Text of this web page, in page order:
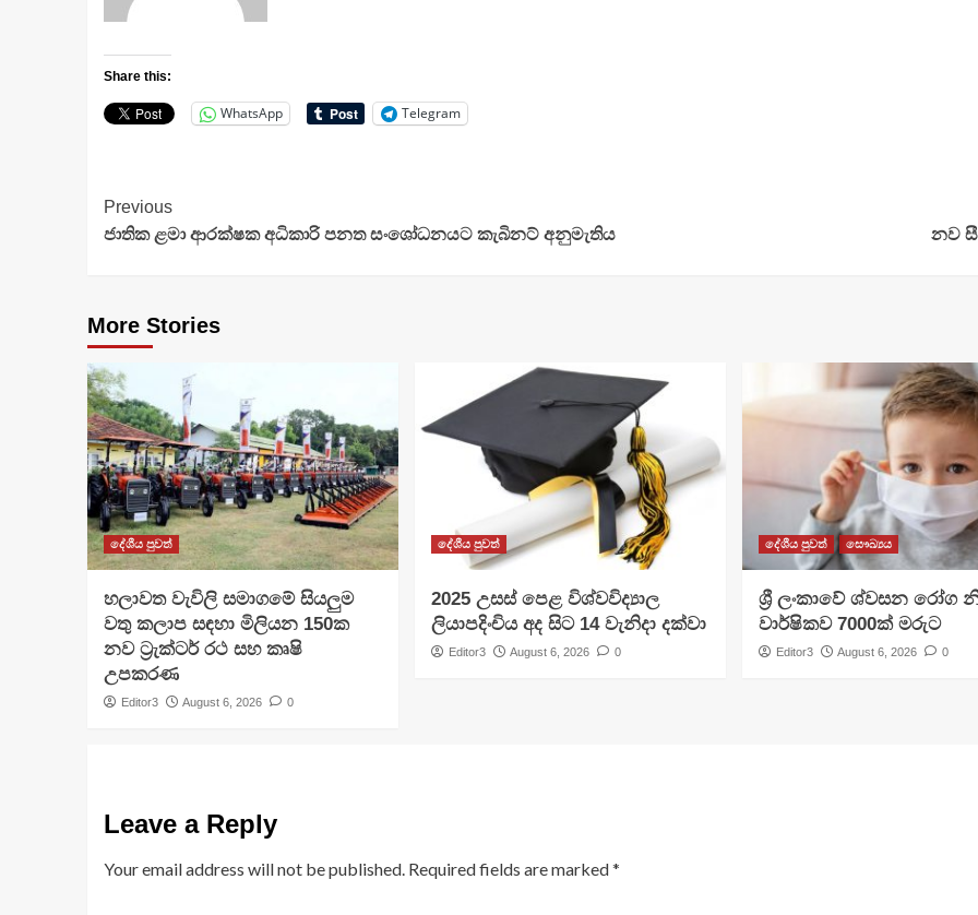
Share this:
WhatsApp Telegram
Continue
Reading
Previous
ජාතික ළමා ආරක්ෂක අධිකාරි පනත සංශෝධනයට කැබිනට් අනුමැතිය
නව
More Stories
දේශීය පුවත්
හලාවත වැවිලි සමාගමේ සියලුම
වතු කලාප සඳහා මිලියන 150ක
නව ට්‍රැක්ටර් රථ සහ කෘෂි
උපකරණ
Editor3 August 6, 2026 0
දේශීය පුවත්
​2025 උසස් පෙළ විශ්වවිද්‍යාල
ලියාපදිංචිය අද සිට 14 වැනිදා දක්වා
Editor3 August 6, 2026 0
දේශීය පුවත් සෞඛ්‍යය
ශ්‍රී ලංකාවේ ශ්වසන රෝග
වාර්ෂිකව 7000ක් මරුට
Editor3 August 6, 2026 0
Leave a Reply
Your email address will not be published. Required fields are marked*